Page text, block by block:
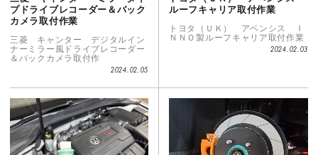
プドライブレコーダー＆バック
カメラ取付作業
三菱 キャンター デジタルイン
ナーミラー風ドライブレコーダー
＆バックカメラ取付作
2024.02.05
ルーフキャリア取付作業
トヨタ（ＵＫ） アベンシス Ｉ
ＮＮＯ製ルーフキャリア取付作業
2024.02.03